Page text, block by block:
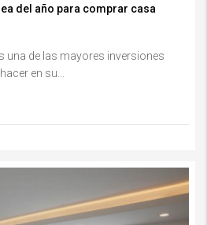
del año para comprar casa
una de las mayores inversiones
en su...